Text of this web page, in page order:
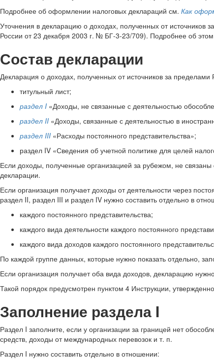
Подробнее об оформлении налоговых деклараций см. Как
Уточнения в декларацию о доходах, полученных от источников
России от 23 декабря 2003 г. № БГ-3-23/709). Подробнее об
Состав декларации
Декларация о доходах, полученных от источников за пределами
титульный лист;
раздел I «Доходы, не связанные с деятельностью
раздел II «Доходы, связанные с деятельностью в
раздел III «Расходы постоянного представительства»;
раздел IV «Сведения об учетной политике для целей
Если доходы, полученные организацией за рубежом, не
декларации.
Если организация получает доходы от деятельности через
раздел II, раздел III и раздел IV нужно составить отдельно в
каждого постоянного представительства;
каждого вида деятельности каждого постоянного
каждого вида доходов каждого постоянного
По каждой группе данных, которые нужно показать отдельно,
Если организация получает оба вида доходов, декларацию
Такой порядок предусмотрен пунктом 4 Инструкции,
Заполнение раздела I
Раздел I заполните, если у организации за границей нет
средств, доходы от международных перевозок и т. п.
Раздел I нужно составить отдельно в отношении: